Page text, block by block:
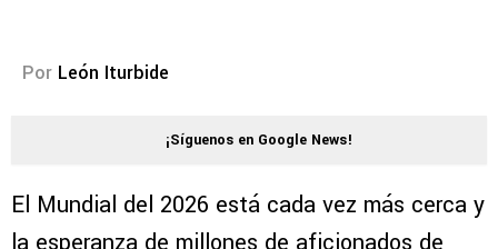
Por León Iturbide
¡Síguenos en Google News!
El Mundial del 2026 está cada vez más cerca y